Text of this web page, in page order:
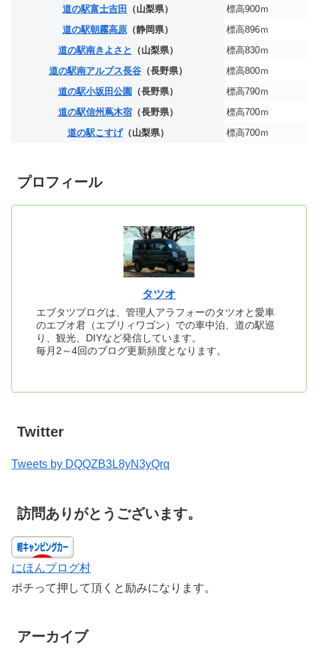
道の駅富士吉田
（山梨県）
標高900ｍ
道の駅朝霧高原 （静岡県）
標高896ｍ
道の駅南きよさと （山梨県）
標高830ｍ
道の駅南アルプス長谷（長野県）
標高800ｍ
道の駅小坂田公園 （長野県）
標高790ｍ
道の駅信州蔦木宿（長野県）
標高700ｍ
道の駅こすげ（山梨県） 標高700ｍ
プロフィール
タツオ
エブタツブログは、管理人アラフォーのタツオと愛車
のエブオ君（エブリィワゴン）での車中泊、道の駅巡
り、観光、DIYなど発信しています。
毎月2～4回のブログ更新頻度となります。
Twitter
Tweets by DQQZB3L8yN3yQrq
訪問ありがとうございます。
にほんブログ村
ポチって押して頂くと励みになります。
アーカイブ